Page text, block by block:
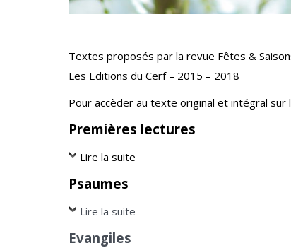
Textes proposés par la revue Fêtes &
Les Editions du Cerf – 2015 – 2018
Pour accèder au texte original et intégral sur
Premières lectures
Lire la suite
Psaumes
Lire la suite
Evangiles